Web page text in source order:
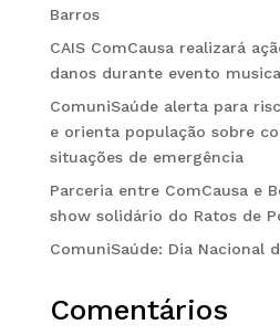
Barros
CAIS ComCausa realizará
danos durante evento
ComuniSaúde alerta para
e orienta população sobre
situações de emergência
Parceria entre ComCausa e
show solidário do Ratos de
ComuniSaúde: Dia Nacional
Comentários